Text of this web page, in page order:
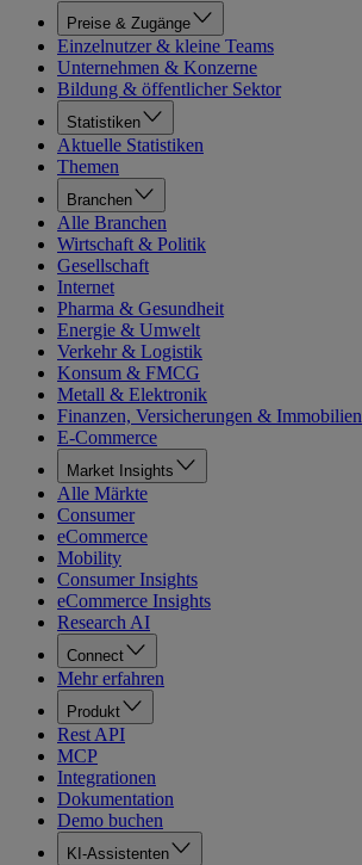
Preise & Zugänge
Einzelnutzer & kleine Teams
Unternehmen & Konzerne
Bildung & öffentlicher Sektor
Statistiken
Aktuelle Statistiken
Themen
Branchen
Alle Branchen
Wirtschaft & Politik
Gesellschaft
Internet
Pharma & Gesundheit
Energie & Umwelt
Verkehr & Logistik
Konsum & FMCG
Metall & Elektronik
Finanzen, Versicherungen & Immobilien
E-Commerce
Market Insights
Alle Märkte
Consumer
eCommerce
Mobility
Consumer Insights
eCommerce Insights
Research AI
Connect
Mehr erfahren
Produkt
Rest API
MCP
Integrationen
Dokumentation
Demo buchen
KI-Assistenten